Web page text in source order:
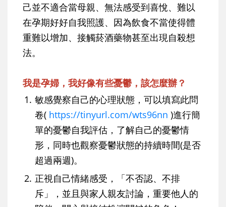
己並不適合當母親、無法感受到喜悅、難以
在孕期好好自我照護、因為飲食不當使得體
重難以增加、接觸菸酒藥物甚至出現自殺想
法。
我是孕婦，我好像有些憂鬱，該怎麼辦？
1. 敏感覺察自己的心理狀態，可以填寫此問
卷( https://tinyurl.com/wts96nn )進行簡
單的憂鬱自我評估，了解自己的憂鬱情
形，同時也觀察憂鬱狀態的持續時間(是否
超過兩週)。
2. 正視自己情緒感受，「不否認、不排
斥」，並且與家人親友討論，重要他人的